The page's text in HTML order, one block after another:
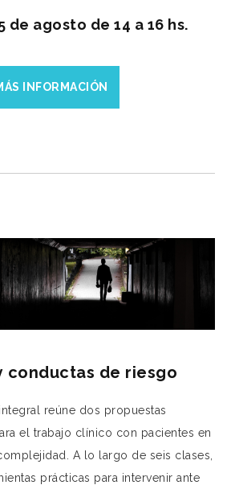
de agosto de 14 a 16 hs.
INFORMACIÓN
conductas de riesgo
reúne dos propuestas
el trabajo clínico con pacientes en
A lo largo de seis clases,
prácticas para intervenir ante